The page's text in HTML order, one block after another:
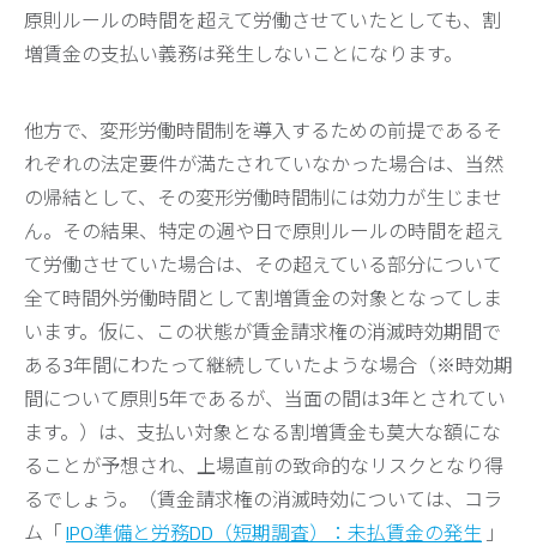
原則ルールの時間を超えて労働させていたとしても、割
増賃金の支払い義務は発生しないことになります。
他方で、変形労働時間制を導入するための前提であるそ
れぞれの法定要件が満たされていなかった場合は、当然
の帰結として、その変形労働時間制には効力が生じませ
ん。その結果、特定の週や日で原則ルールの時間を超え
て労働させていた場合は、その超えている部分について
全て時間外労働時間として割増賃金の対象となってしま
います。仮に、この状態が賃金請求権の消滅時効期間で
ある3年間にわたって継続していたような場合（※時効期
間について原則5年であるが、当面の間は3年とされてい
ます。）は、支払い対象となる割増賃金も莫大な額にな
ることが予想され、上場直前の致命的なリスクとなり得
るでしょう。（賃金請求権の消滅時効については、コラ
ム「 IPO準備と労務DD（短期調査）：未払賃金の発生 」